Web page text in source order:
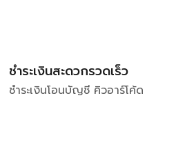
ชำระเงินสะดวกรวดเร็ว
ชำระเงินโอนบัญชี คิวอาร์โค้ด